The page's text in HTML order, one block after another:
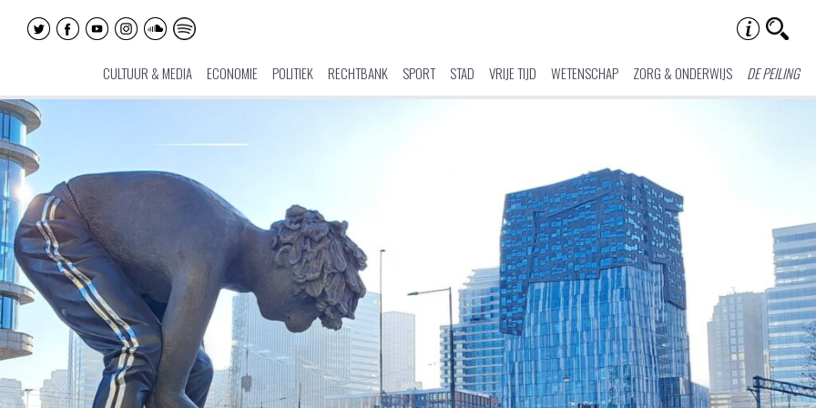
CULTUUR & MEDIA ECONOMIE POLITIEK RECHTBANK SPORT STAD VRIJE TIJD WETENSCHAP ZORG & ONDERWIJS DE PEILING